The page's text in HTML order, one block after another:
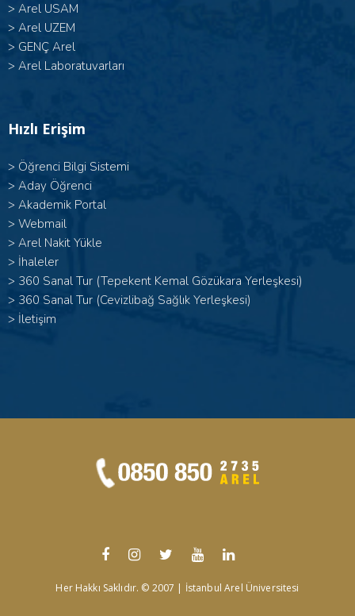
> Arel USAM
> Arel UZEM
> GENÇ Arel
> Arel Laboratuvarları
Hızlı Erişim
> Öğrenci Bilgi Sistemi
> Aday Öğrenci
> Akademik Portal
> Webmail
> Arel Nakit Yükle
> İhaleler
> 360 Sanal Tur (Tepekent Kemal Gözükara Yerleşkesi)
> 360 Sanal Tur (Cevizlibağ Sağlık Yerleşkesi)
> İletişim
Her Hakkı Saklıdır. © 2007 | İstanbul Arel Üniversitesi